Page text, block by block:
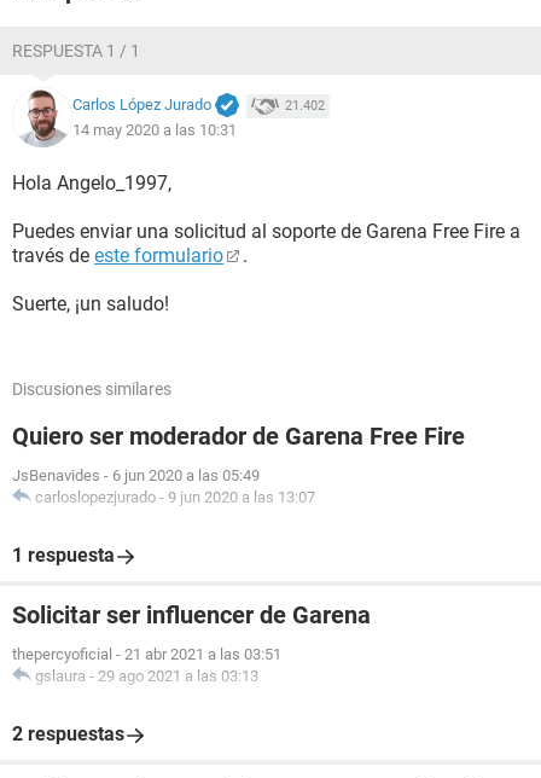
RESPUESTA 1 / 1
Carlos López Jurado 21.402
14 may 2020 a las 10:31
Hola Angelo_1997,
Puedes enviar una solicitud al soporte de Garena Free Fire a
través de este formulario .
Suerte, ¡un saludo!
Discusiones similares
Quiero ser moderador de Garena Free Fire
JsBenavides - 6 jun 2020 a las 05:49
carloslopezjurado - 9 jun 2020 a las 13:07
1 respuesta
Solicitar ser influencer de Garena
thepercyoficial - 21 abr 2021 a las 03:51
gslaura - 29 ago 2021 a las 03:13
2 respuestas